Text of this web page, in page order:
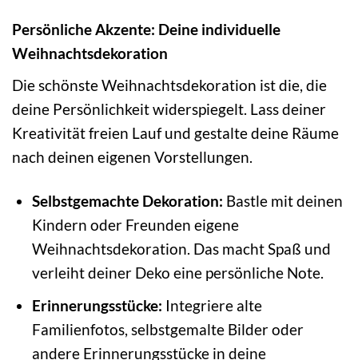
Persönliche Akzente: Deine individuelle
Weihnachtsdekoration
Die schönste Weihnachtsdekoration ist die, die
deine Persönlichkeit widerspiegelt. Lass deiner
Kreativität freien Lauf und gestalte deine Räume
nach deinen eigenen Vorstellungen.
Selbstgemachte Dekoration: Bastle mit deinen
Kindern oder Freunden eigene
Weihnachtsdekoration. Das macht Spaß und
verleiht deiner Deko eine persönliche Note.
Erinnerungsstücke: Integriere alte
Familienfotos, selbstgemalte Bilder oder
andere Erinnerungsstücke in deine